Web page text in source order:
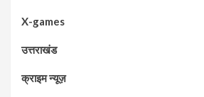
X-games
उत्तराखंड
क्राइम न्यूज़